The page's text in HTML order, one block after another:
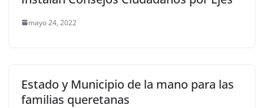
mayo 24, 2022
Estado y Municipio de la mano para las
familias queretanas